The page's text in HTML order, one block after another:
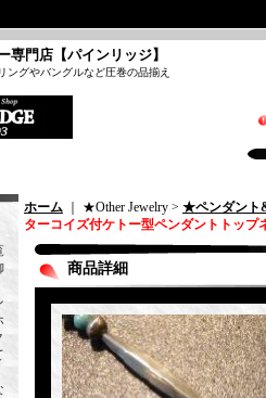
専門店【パインリッジ】
ングやバングルなど圧巻の品揃え
ホーム ｜ ★Other Jewelry > ★ペンダント
ターコイズ付ケトー型ペンダントトップ
商品詳細